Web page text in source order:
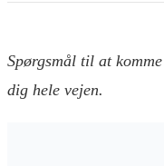
Spørgsmål til at
dig hele vejen.